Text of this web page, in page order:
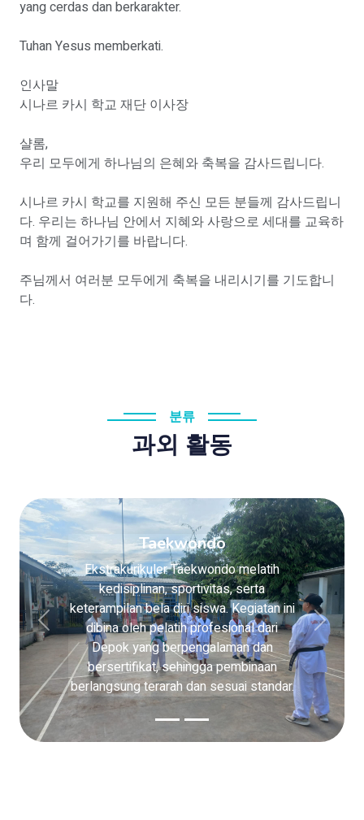
yang cerdas dan berkarakter.
Tuhan Yesus memberkati.
인사말
시나르 카시 학교 재단 이사장
샬롬,
우리 모두에게 하나님의 은혜와 축복을 감사드립니다.
시나르 카시 학교를 지원해 주신 모든 분들께 감사드립니
다. 우리는 하나님 안에서 지혜와 사랑으로 세대를 교육하
며 함께 걸어가기를 바랍니다.
주님께서 여러분 모두에게 축복을 내리시기를 기도합니
다.
분류
과외 활동
Taekwondo
Ekstrakurikuler Taekwondo melatih
kedisiplinan, sportivitas, serta
keterampilan bela diri siswa. Kegiatan ini
dibina oleh pelatih profesional dari
Depok yang berpengalaman dan
bersertifikat, sehingga pembinaan
berlangsung terarah dan sesuai standar.
Previous Next